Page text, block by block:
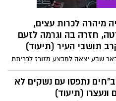
מיהרה לכרות עצים,
חזרה בה וגרמה לזעם
תושבי העיר (תיעוד)
שבע יצאה למבצע מזורז לכריתת
פעילי איכות הסביבה בעיר שדרשו
כל ההיתרים הרלוונטיים זעמו מאי
אחרי שהפעילים איימו להפגין
נתפסו עם נשקים לא
ונעצרו (תיעוד)